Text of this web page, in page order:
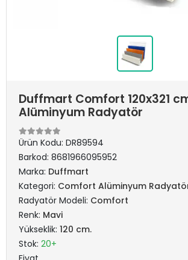
Duffmart Comfort 120x321
Alüminyum Radyatör
Ürün Kodu: DR89594
Barkod: 8681966095952
Marka: Duffmart
Kategori: Comfort Alüminyum
Radyatör Modeli: Comfort
Renk: Mavi
Yükseklik: 120 cm.
Stok: 20+